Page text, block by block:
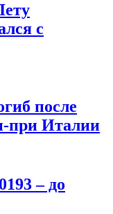
с
после
при Италии
– до